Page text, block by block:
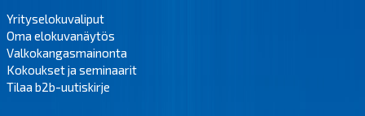
Yrityselokuvaliput
Oma elokuvanäytös
Valkokangasmainonta
Kokoukset ja seminaarit
Tilaa b2b-uutiskirje